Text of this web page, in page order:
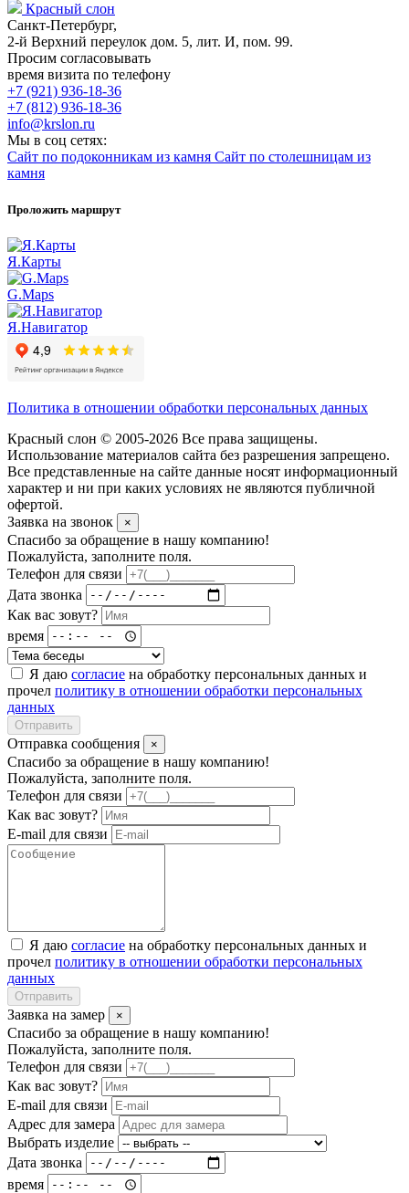
Красный слон
Санкт-Петербург,
2-й Верхний переулок дом. 5, лит. И, пом. 99.
Просим согласовывать
время визита по телефону
+7 (921) 936-18-36
+7 (812) 936-18-36
info@krslon.ru
Мы в соц сетях:
Сайт по подоконникам из камня Сайт по столешницам из
камня
Проложить маршрут
Я.Карты
G.Maps
Я.Навигатор
Политика в отношении обработки персональных данных
Красный слон © 2005-2026 Все права защищены.
Использование материалов сайта без разрешения запрещено.
Все представленные на сайте данные носят информационный
характер и ни при каких условиях не являются публичной
офертой.
Заявка на звонок
×
Спасибо за обращение в нашу компанию!
Пожалуйста, заполните поля.
Телефон для связи
Дата звонка
Как вас зовут?
время
Я даю согласие на обработку персональных данных и
прочел политику в отношении обработки персональных
данных
Отправить
Отправка сообщения ×
Спасибо за обращение в нашу компанию!
Пожалуйста, заполните поля.
Телефон для связи
Как вас зовут?
E-mail для связи
Я даю согласие на обработку персональных данных и
прочел политику в отношении обработки персональных
данных
Отправить
Заявка на замер ×
Спасибо за обращение в нашу компанию!
Пожалуйста, заполните поля.
Телефон для связи
Как вас зовут?
E-mail для связи
Адрес для замера
Выбрать изделие
Дата звонка
время